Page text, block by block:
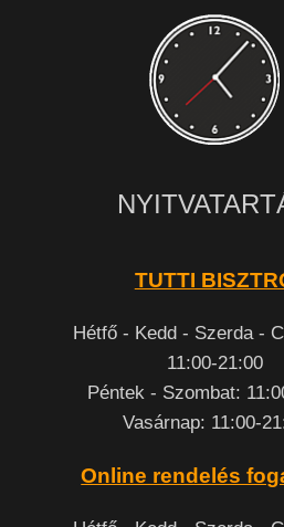
TUTTI
Hétfő - Kedd - Szerda -
11:00-21:00
Péntek - Szombat:
Vasárnap: 11:00-
Online rendelés